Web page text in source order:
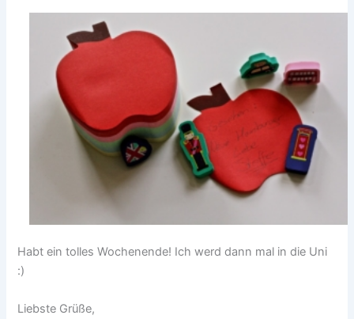
Habt ein tolles Wochenende! Ich werd dann mal in die Uni
:)
Liebste Grüße,